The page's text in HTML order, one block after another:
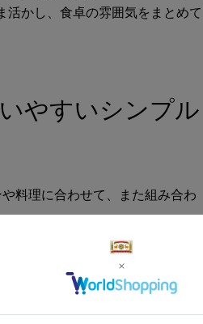
活かし、食卓の雰囲気をまとめて
やすいシンプル
料理に合わせて、また組み合わ
いやすい形。わずかに縁が立ち
りしてもこぼれにくい作りで
るのにちょうど良い深さ。カレ